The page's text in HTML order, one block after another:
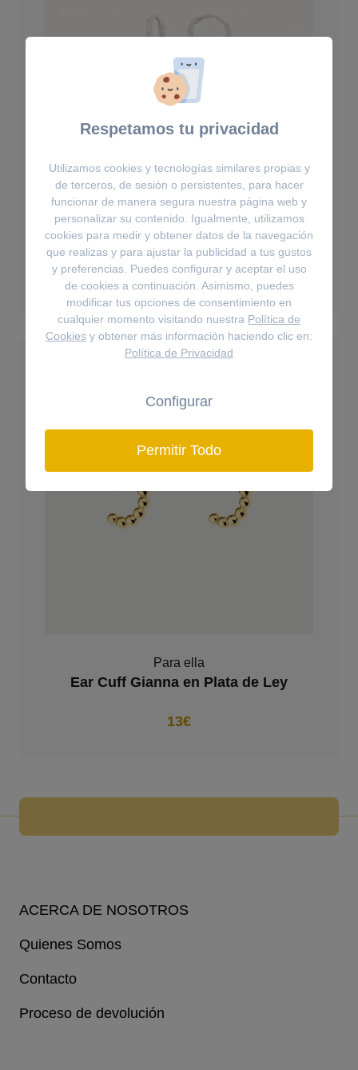
Pendientes
Pendientes Lock B&U
27€
Para ella
Ear Cuff Gianna en Plata de Ley
13€
ACERCA DE NOSOTROS
Quienes Somos
Contacto
Proceso de devolución
Respetamos tu privacidad
Utilizamos cookies y tecnologías similares propias y
de terceros, de sesión o persistentes, para hacer
funcionar de manera segura nuestra página web y
personalizar su contenido. Igualmente, utilizamos
cookies para medir y obtener datos de la navegación
que realizas y para ajustar la publicidad a tus gustos
y preferencias. Puedes configurar y aceptar el uso
de cookies a continuación. Asimismo, puedes
modificar tus opciones de consentimiento en
cualquier momento visitando nuestra Política de
Cookies y obtener más información haciendo clic en:
Política de Privacidad
Configurar
Permitir Todo